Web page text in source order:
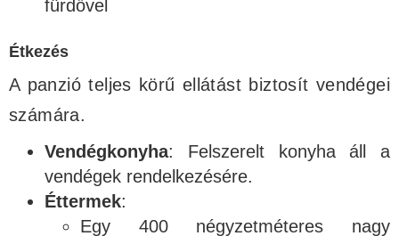
fürdővel
Étkezés
A panzió teljes körű ellátást biztosít vendégei
számára.
Vendégkonyha: Felszerelt konyha áll a
vendégek rendelkezésére.
Éttermek:
Egy 400 négyzetméteres nagy